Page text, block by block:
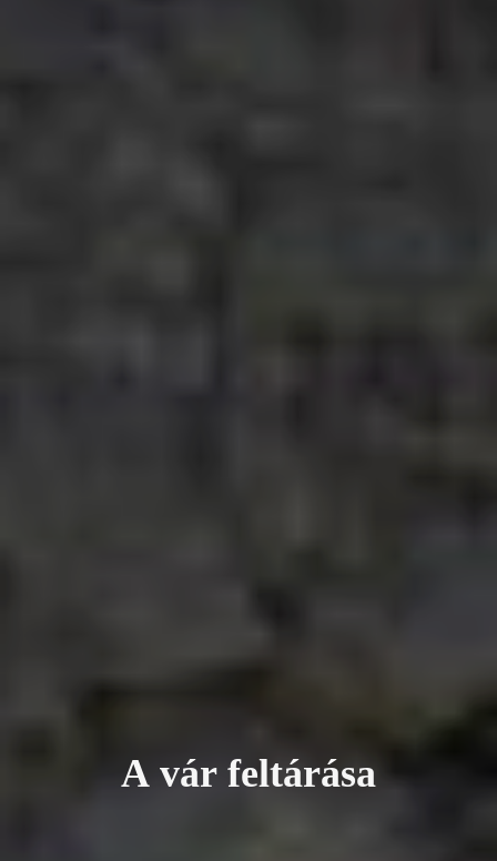
A vár feltárása